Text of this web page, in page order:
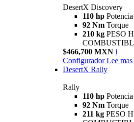
DesertX Discovery
110 hp Potencia
92 Nm Torque
210 kg PESO
$466,700 MXN i
Configurador Lee mas
DesertX Rally
Rally
110 hp Potencia
92 Nm Torque
211 kg PESO